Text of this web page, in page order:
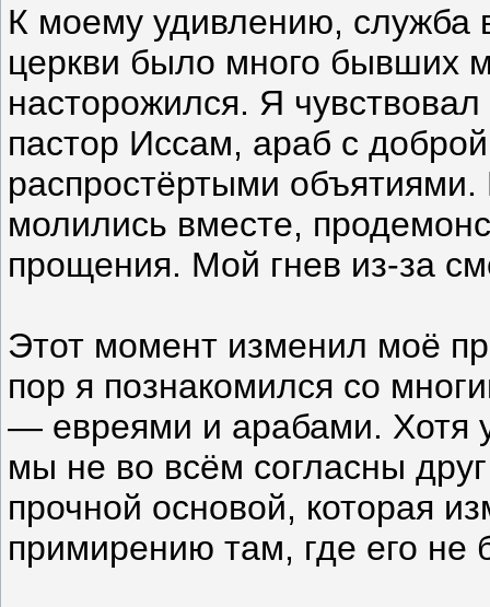
К моему удивлению, служба
церкви было много бывших
насторожился. Я
пастор Иссам, араб с
распростёртыми
молились вместе,
прощения. Мой гнев из-за
Этот момент изменил моё
пор я познакомился со
— евреями и арабами. Хотя
мы не во всём согласны
прочной основой, которая
примирению там, где его не